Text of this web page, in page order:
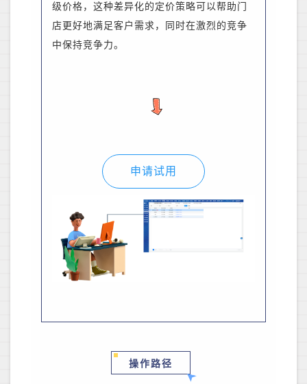
级价格，这种差异化的定价策略可以帮助门
店更好地满足客户需求，同时在激烈的竞争
中保持竞争力。
申请试用
操作路径